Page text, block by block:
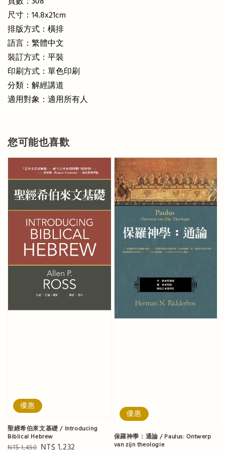
尺寸：14.8x21cm
排版方式：橫排
語言：繁體中文
裝訂方式：平裝
印刷方式：單色印刷
分類：解經講道
適用對象：適用所有人
您可能也喜歡
優惠
聖經希伯來文基礎 / Introducing
Biblical Hebrew
Regular
NT$ 1,450 Sale
NT$ 1,232
優惠
保羅神學：通論 / Paulus: Ontwerp
van zijn theologie